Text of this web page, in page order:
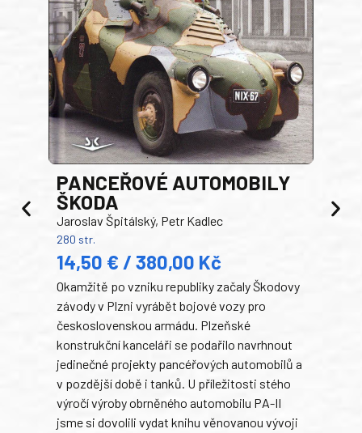
PANCEŘOVÉ AUTOMOBILY
ŠKODA
Jaroslav Špitálský, Petr Kadlec
280 str.
14,50 € / 380,00 Kč
Okamžitě po vzniku republiky začaly Škodovy
závody v Plzni vyrábět bojové vozy pro
československou armádu. Plzeňské
konstrukční kanceláři se podařilo navrhnout
jedinečné projekty pancéřových automobilů a
v pozdější době i tanků. U příležitosti stého
výročí výroby obrněného automobilu PA-II
jsme si dovolili vydat knihu věnovanou vývoji